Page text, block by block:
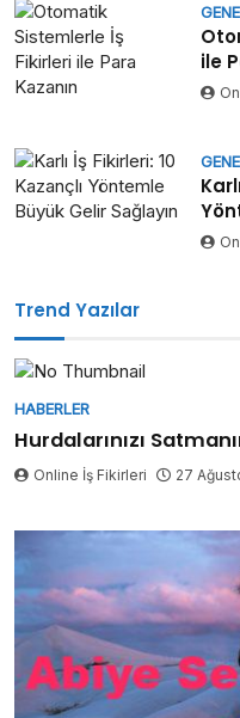
ile
Trend Yazılar
HABERLER
Hurdalarınızı
Online İş Fikirleri 27